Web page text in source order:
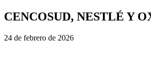
CENCOSUD, NESTLÉ Y
24 de febrero de 2026